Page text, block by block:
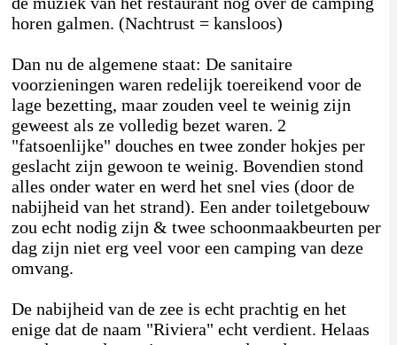
horen galmen. (Nachtrust = kansloos)
Dan nu de algemene staat: De sanitaire
voorzieningen waren redelijk toereikend voor de
lage bezetting, maar zouden veel te weinig zijn
geweest als ze volledig bezet waren. 2
"fatsoenlijke" douches en twee zonder hokjes per
geslacht zijn gewoon te weinig. Bovendien stond
alles onder water en werd het snel vies (door de
nabijheid van het strand). Een ander toiletgebouw
zou echt nodig zijn & twee schoonmaakbeurten per
dag zijn niet erg veel voor een camping van deze
omvang.
De nabijheid van de zee is echt prachtig en het
enige dat de naam "Riviera" echt verdient. Helaas